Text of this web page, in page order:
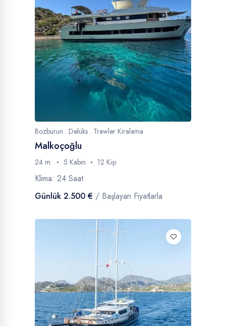
Bozburun . Delüks . Trawler Kiralama
Malkoçoğlu
24 m. 5 Kabin 12 Kişi
Klima: 24 Saat
Günlük 2.500 € / Başlayan Fiyatlarla